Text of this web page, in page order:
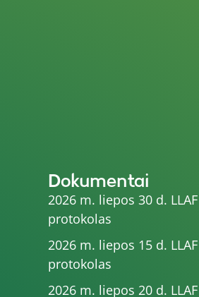
Dokumentai
2026 m. liepos 30 d.
protokolas
2026 m. liepos 15 d.
protokolas
2026 m. liepos 20 d.